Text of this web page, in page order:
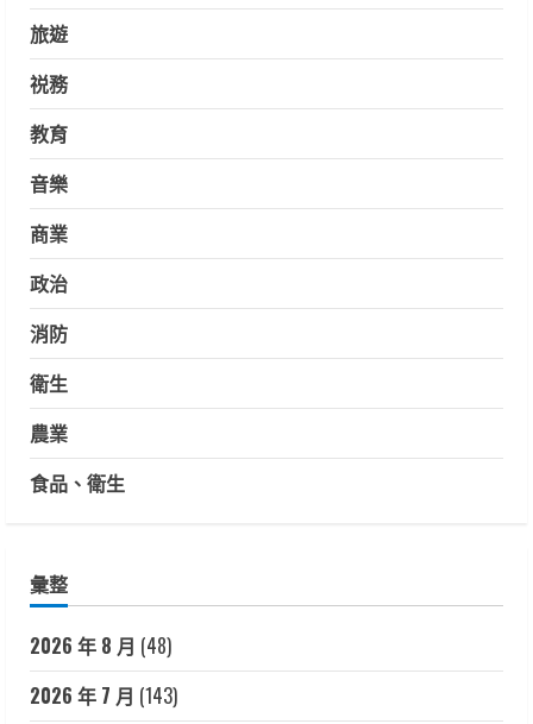
旅遊
祱務
教育
音樂
商業
政治
消防
衛生
農業
食品、衛生
彙整
2026 年 8 月 (48)
2026 年 7 月 (143)